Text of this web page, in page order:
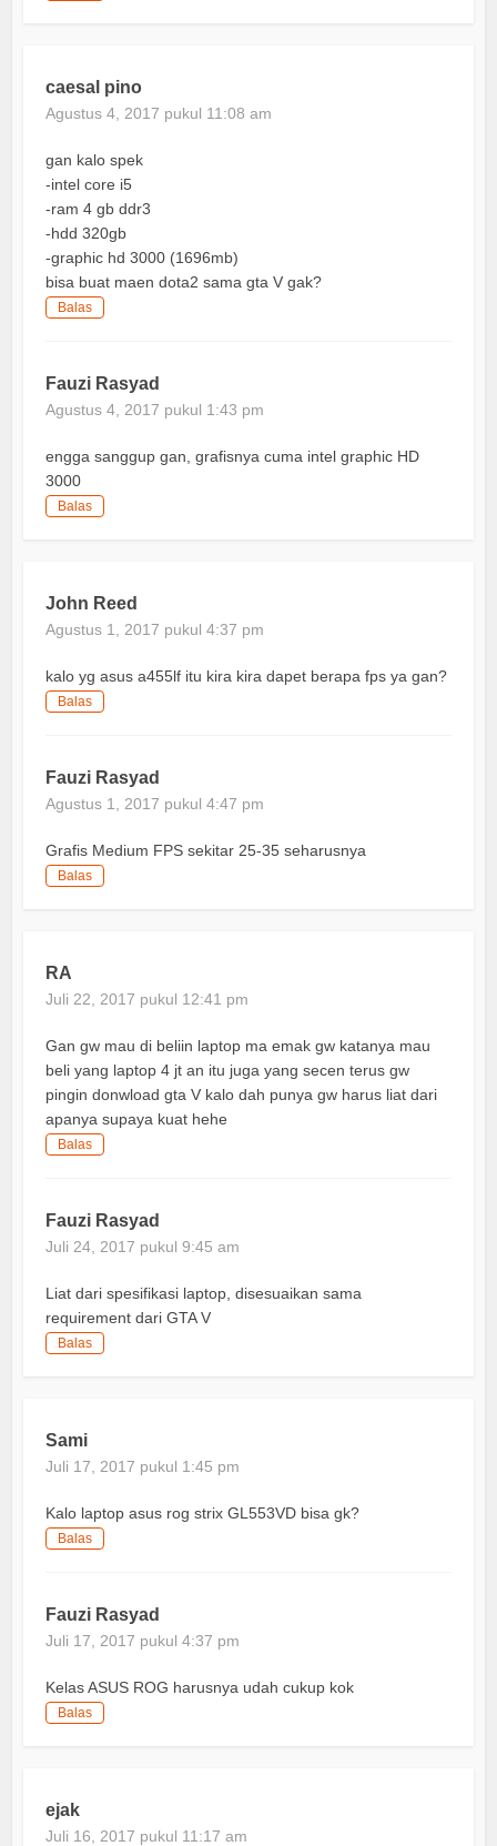
caesal pino
Agustus 4, 2017 pukul 11:08 am
gan kalo spek
-intel core i5
-ram 4 gb ddr3
-hdd 320gb
-graphic hd 3000 (1696mb)
bisa buat maen dota2 sama gta V gak?
Balas
Fauzi Rasyad
Agustus 4, 2017 pukul 1:43 pm
engga sanggup gan, grafisnya cuma intel graphic HD
3000
Balas
John Reed
Agustus 1, 2017 pukul 4:37 pm
kalo yg asus a455lf itu kira kira dapet berapa fps ya gan?
Balas
Fauzi Rasyad
Agustus 1, 2017 pukul 4:47 pm
Grafis Medium FPS sekitar 25-35 seharusnya
Balas
RA
Juli 22, 2017 pukul 12:41 pm
Gan gw mau di beliin laptop ma emak gw katanya mau
beli yang laptop 4 jt an itu juga yang secen terus gw
pingin donwload gta V kalo dah punya gw harus liat dari
apanya supaya kuat hehe
Balas
Fauzi Rasyad
Juli 24, 2017 pukul 9:45 am
Liat dari spesifikasi laptop, disesuaikan sama
requirement dari GTA V
Balas
Sami
Juli 17, 2017 pukul 1:45 pm
Kalo laptop asus rog strix GL553VD bisa gk?
Balas
Fauzi Rasyad
Juli 17, 2017 pukul 4:37 pm
Kelas ASUS ROG harusnya udah cukup kok
Balas
ejak
Juli 16, 2017 pukul 11:17 am